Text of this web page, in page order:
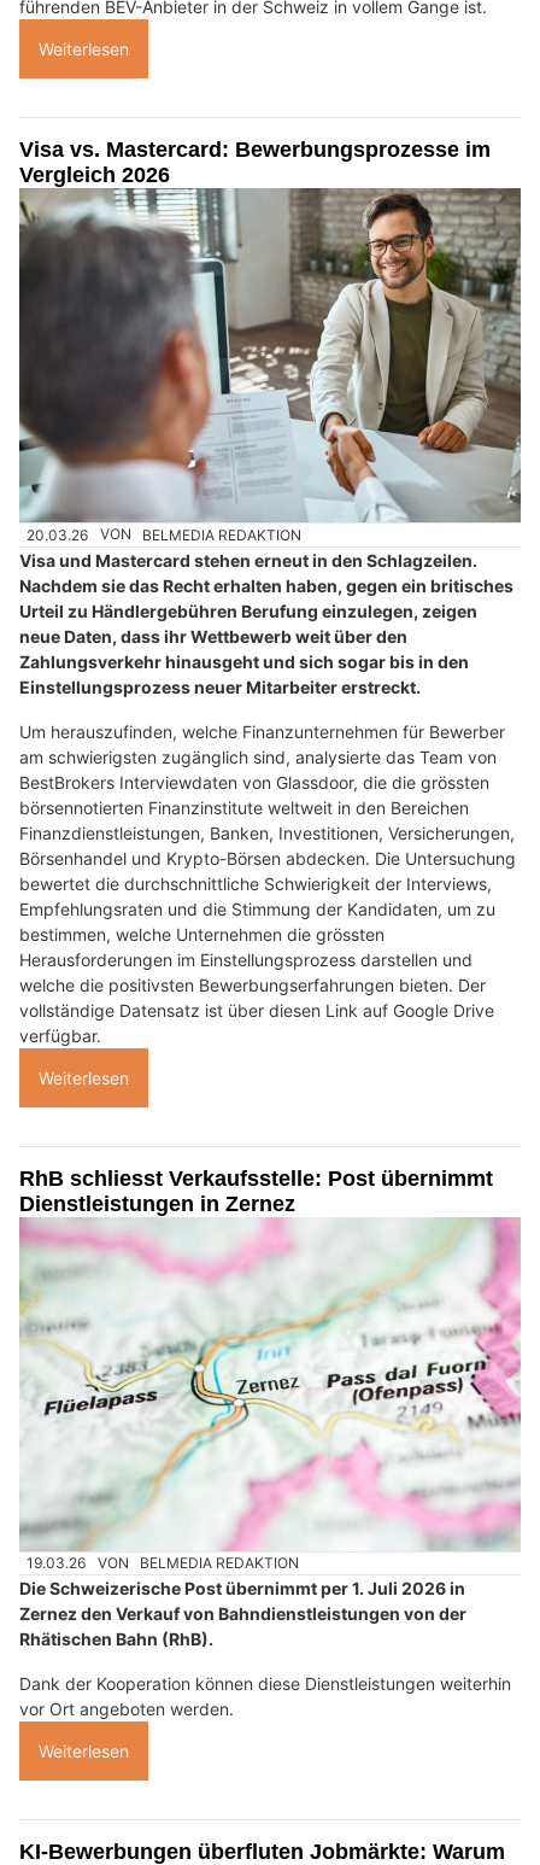
führenden BEV-Anbieter in der Schweiz in vollem Gange ist.
Weiterlesen
Visa vs. Mastercard: Bewerbungsprozesse im
Vergleich 2026
20.03.26 VON BELMEDIA REDAKTION
Visa und Mastercard stehen erneut in den Schlagzeilen.
Nachdem sie das Recht erhalten haben, gegen ein britisches
Urteil zu Händlergebühren Berufung einzulegen, zeigen
neue Daten, dass ihr Wettbewerb weit über den
Zahlungsverkehr hinausgeht und sich sogar bis in den
Einstellungsprozess neuer Mitarbeiter erstreckt.
Um herauszufinden, welche Finanzunternehmen für Bewerber
am schwierigsten zugänglich sind, analysierte das Team von
BestBrokers Interviewdaten von Glassdoor, die die grössten
börsennotierten Finanzinstitute weltweit in den Bereichen
Finanzdienstleistungen, Banken, Investitionen, Versicherungen,
Börsenhandel und Krypto-Börsen abdecken. Die Untersuchung
bewertet die durchschnittliche Schwierigkeit der Interviews,
Empfehlungsraten und die Stimmung der Kandidaten, um zu
bestimmen, welche Unternehmen die grössten
Herausforderungen im Einstellungsprozess darstellen und
welche die positivsten Bewerbungserfahrungen bieten. Der
vollständige Datensatz ist über diesen Link auf Google Drive
verfügbar.
Weiterlesen
RhB schliesst Verkaufsstelle: Post übernimmt
Dienstleistungen in Zernez
19.03.26 VON BELMEDIA REDAKTION
Die Schweizerische Post übernimmt per 1. Juli 2026 in
Zernez den Verkauf von Bahndienstleistungen von der
Rhätischen Bahn (RhB).
Dank der Kooperation können diese Dienstleistungen weiterhin
vor Ort angeboten werden.
Weiterlesen
KI-Bewerbungen überfluten Jobmärkte: Warum